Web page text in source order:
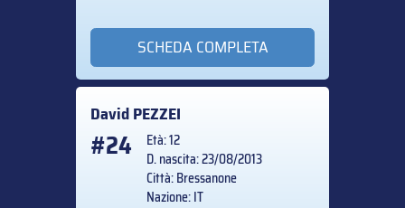
SCHEDA COMPLETA
DavidPEZZEI
#24
Età: 12
D. nascita: 23/08/2013
Città: Bressanone
Nazione: IT